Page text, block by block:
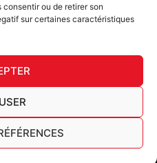
ou de retirer son
sur certaines caractéristiques
TIPS